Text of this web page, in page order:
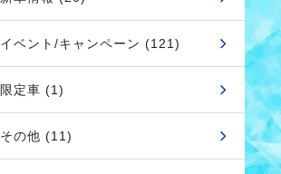
イベント/キャンペーン (121)
限定車 (1)
その他 (11)